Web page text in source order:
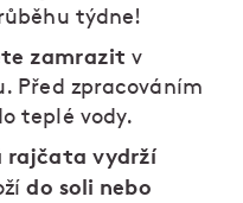
týdne!
zamrazitv
Před zpracováním
teplé vody.
rajčata vydrží
do soli nebo